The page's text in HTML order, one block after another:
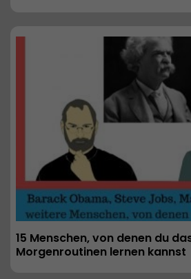
15 Menschen, von denen du
Morgenroutinen lernen kannst